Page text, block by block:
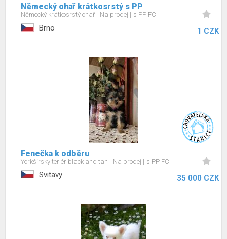
Německý ohař krátkosrstý s PP
Německý krátkosrstý ohař Na prodej s PP FCI
Brno 1 CZK
Fenečka k odběru
Yorkšírský teriér black and tan Na prodej s PP FCI
Svitavy 35 000 CZK